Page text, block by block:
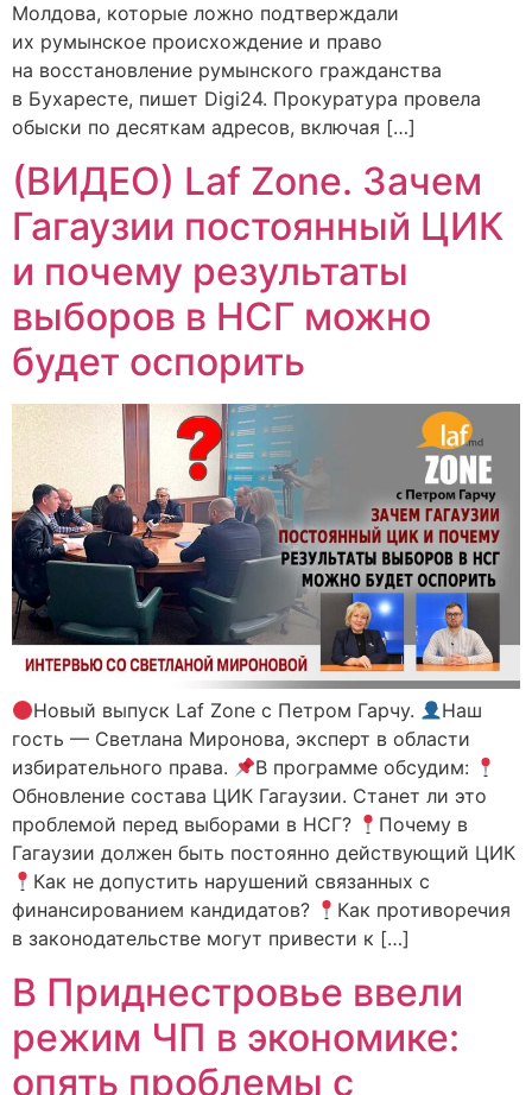
Молдова, которые ложно подтверждали
их румынское происхождение и право
на восстановление румынского гражданства
в Бухаресте, пишет Digi24. Прокуратура провела
обыски по десяткам адресов, включая […]
(ВИДЕО) Laf Zone. Зачем
Гагаузии постоянный ЦИК
и почему результаты
выборов в НСГ можно
будет оспорить
Новый выпуск Laf Zone с Петром Гарчу.
Наш
гость — Светлана Миронова, эксперт в области
избирательного права.
В программе обсудим:
Обновление состава ЦИК Гагаузии. Станет ли это
проблемой перед выборами в НСГ?
Почему в
Гагаузии должен быть постоянно действующий ЦИК
Как не допустить нарушений связанных с
финансированием кандидатов?
Как противоречия
в законодательстве могут привести к […]
В Приднестровье ввели
режим ЧП в экономике:
опять проблемы с